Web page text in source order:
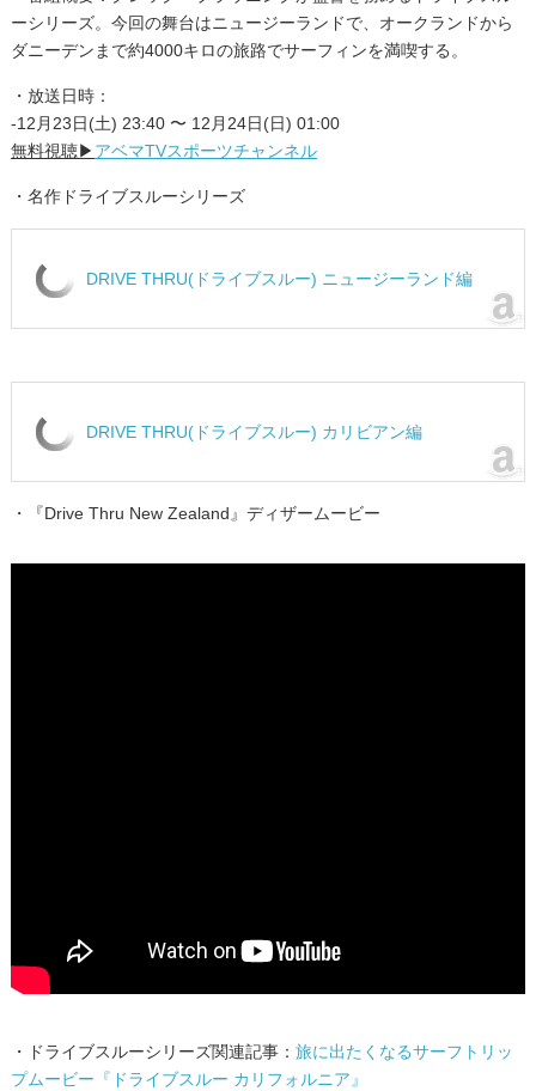
ーシリーズ。今回の舞台はニュージーランドで、オークランドから
ダニーデンまで約4000キロの旅路でサーフィンを満喫する。
・放送日時：
-12月23日(土) 23:40 〜 12月24日(日) 01:00
無料視聴▶︎ アベマTVスポーツチャンネル
・名作ドライブスルーシリーズ
DRIVE THRU(ドライブスルー) ニュージーランド編
DRIVE THRU(ドライブスルー) カリビアン編
・『Drive Thru New Zealand』ディザームービー
・ドライブスルーシリーズ関連記事： 旅に出たくなるサーフトリッ
プムービー『ドライブスルー カリフォルニア』